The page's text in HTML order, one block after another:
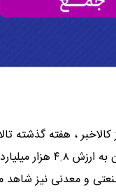
کالاخبر ، هفته گذشته